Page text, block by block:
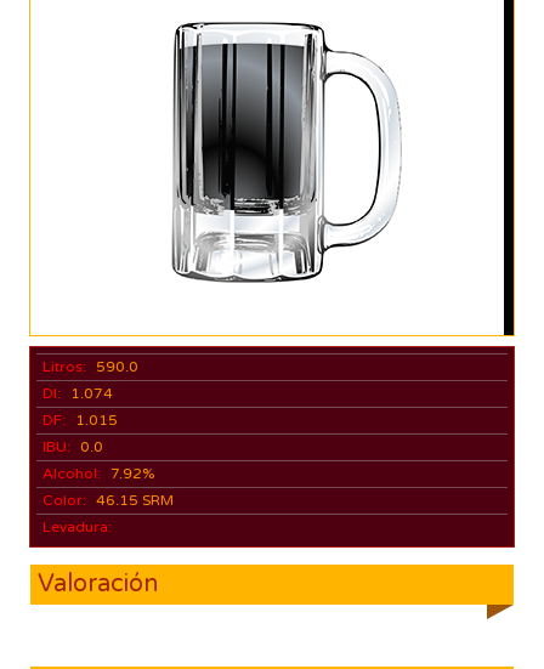
Litros:
590.0
DI:
1.074
DF:
1.015
IBU:
0.0
Alcohol: 7.92%
Color: 46.15 SRM
Levadura:
Valoración